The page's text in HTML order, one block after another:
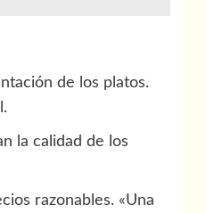
de los platos.
la calidad de los
razonables. «Una